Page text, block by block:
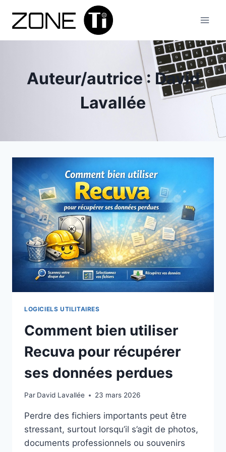
Auteur/autrice : David
Lavallée
LOGICIELS UTILITAIRES
Comment bien utiliser
Recuva pour récupérer
ses données perdues
Par David Lavallée 23 mars 2026
Perdre des fichiers importants peut être
stressant, surtout lorsqu’il s’agit de photos,
documents professionnels ou souvenirs